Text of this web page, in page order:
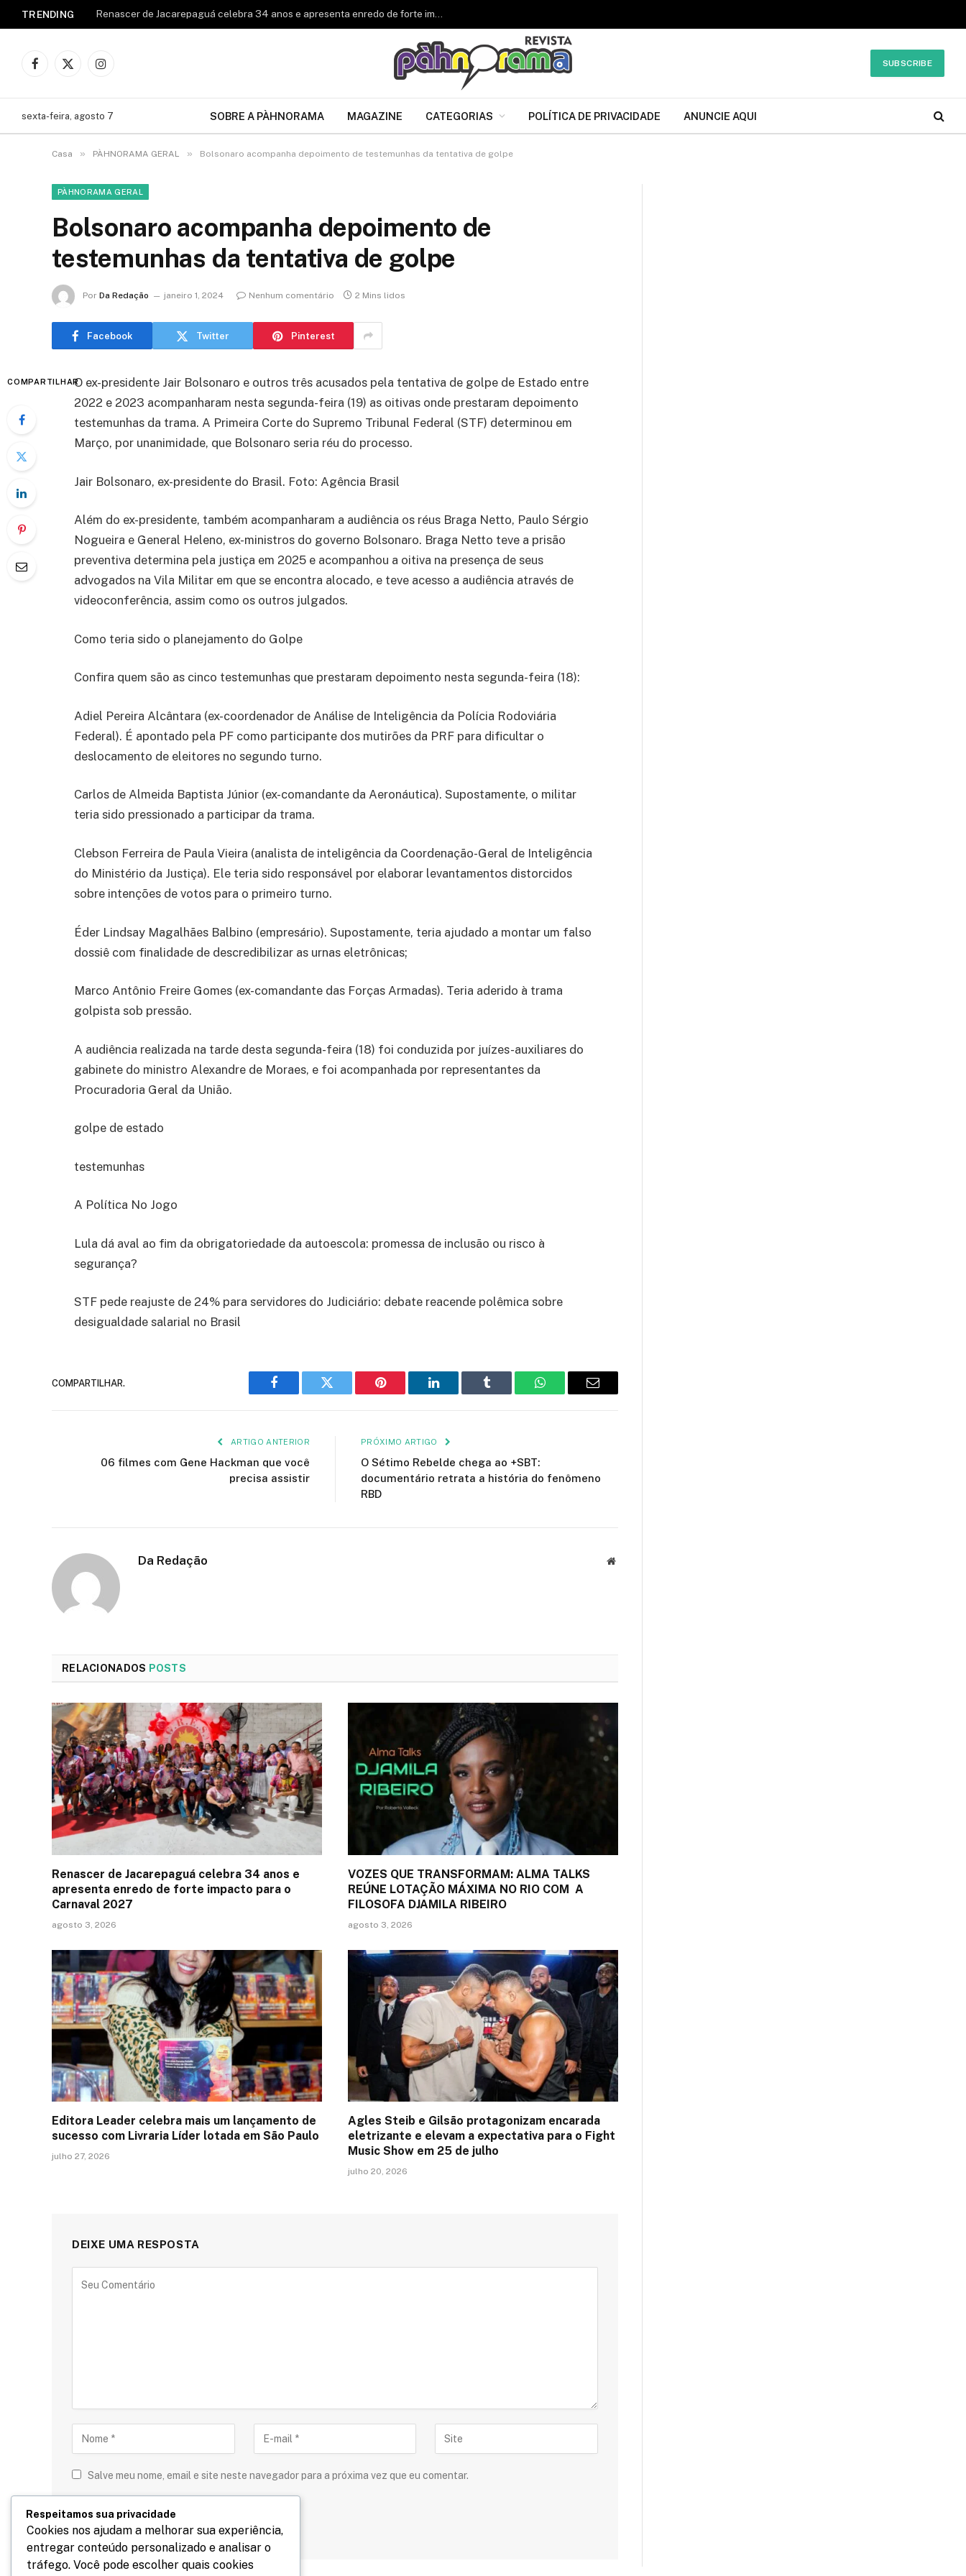
TRENDING Renascer de Jacarepaguá celebra 34 anos e apresenta enredo de forte impacto para o Carnaval 2027
Facebook
X
Instagram
SUBSCRIBE
sexta-feira, agosto 7 SOBRE A PÀHNORAMA MAGAZINE CATEGORIAS POLÍTICA DE PRIVACIDADE ANUNCIE AQUI
Casa » PÀHNORAMA GERAL » Bolsonaro acompanha depoimento de testemunhas da tentativa de golpe
PÀHNORAMA GERAL
Bolsonaro acompanha depoimento de
testemunhas da tentativa de golpe
Por Da Redação janeiro 1, 2024 Nenhum comentário 2 Mins lidos
Facebook Twitter Pinterest
COMPARTILHARO ex-presidente Jair Bolsonaro e outros três acusados pela tentativa de golpe de Estado entre
2022 e 2023 acompanharam nesta segunda-feira (19) as oitivas onde prestaram depoimento
testemunhas da trama. A Primeira Corte do Supremo Tribunal Federal (STF) determinou em
Março, por unanimidade, que Bolsonaro seria réu do processo.
Jair Bolsonaro, ex-presidente do Brasil. Foto: Agência Brasil
Além do ex-presidente, também acompanharam a audiência os réus Braga Netto, Paulo Sérgio
Nogueira e General Heleno, ex-ministros do governo Bolsonaro. Braga Netto teve a prisão
preventiva determina pela justiça em 2025 e acompanhou a oitiva na presença de seus
advogados na Vila Militar em que se encontra alocado, e teve acesso a audiência através de
videoconferência, assim como os outros julgados.
Como teria sido o planejamento do Golpe
Confira quem são as cinco testemunhas que prestaram depoimento nesta segunda-feira (18):
Adiel Pereira Alcântara (ex-coordenador de Análise de Inteligência da Polícia Rodoviária
Federal). É apontado pela PF como participante dos mutirões da PRF para dificultar o
deslocamento de eleitores no segundo turno.
Carlos de Almeida Baptista Júnior (ex-comandante da Aeronáutica). Supostamente, o militar
teria sido pressionado a participar da trama.
Clebson Ferreira de Paula Vieira (analista de inteligência da Coordenação-Geral de Inteligência
do Ministério da Justiça). Ele teria sido responsável por elaborar levantamentos distorcidos
sobre intenções de votos para o primeiro turno.
Éder Lindsay Magalhães Balbino (empresário). Supostamente, teria ajudado a montar um falso
dossiê com finalidade de descredibilizar as urnas eletrônicas;
Marco Antônio Freire Gomes (ex-comandante das Forças Armadas). Teria aderido à trama
golpista sob pressão.
A audiência realizada na tarde desta segunda-feira (18) foi conduzida por juízes-auxiliares do
gabinete do ministro Alexandre de Moraes, e foi acompanhada por representantes da
Procuradoria Geral da União.
golpe de estado
testemunhas
A Política No Jogo
Lula dá aval ao fim da obrigatoriedade da autoescola: promessa de inclusão ou risco à
segurança?
STF pede reajuste de 24% para servidores do Judiciário: debate reacende polêmica sobre
desigualdade salarial no Brasil
COMPARTILHAR.
Facebook Twitter Pinterest LinkedIn Tumblr WhatsAppE-
ARTIGO ANTERIOR
06 filmes com Gene Hackman que você
precisa assistir
PRÓXIMO ARTIGO
O Sétimo Rebelde chega ao +SBT:
documentário retrata a história do fenômeno
RBD
Da Redação Site
RELACIONADOS POSTS
Renascer de Jacarepaguá celebra 34 anos e
apresenta enredo de forte impacto para o
Carnaval 2027
agosto 3, 2026
VOZES QUE TRANSFORMAM: ALMA TALKS
REÚNE LOTAÇÃO MÁXIMA NO RIO COM A
FILOSOFA DJAMILA RIBEIRO
agosto 3, 2026
Editora Leader celebra mais um lançamento de
sucesso com Livraria Líder lotada em São Paulo
julho 27, 2026
Agles Steib e Gilsão protagonizam encarada
eletrizante e elevam a expectativa para o Fight
Music Show em 25 de julho
julho 20, 2026
DEIXE UMA RESPOSTA
Salve meu nome, email e site neste navegador para a próxima vez que eu comentar.
Respeitamos sua privacidade
Cookies nos ajudam a melhorar sua experiência,
entregar conteúdo personalizado e analisar o
tráfego. Você pode escolher quais cookies